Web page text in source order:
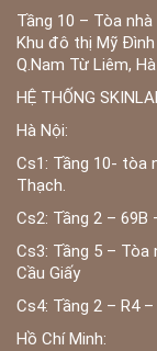
Tầng 10 – Tòa
Khu đô thị Mỹ Đình
Q.Nam Từ Liêm,
HỆ THỐNG
Hà Nội:
Cs1: Tầng 10- tòa
Thạch.
Cs2: Tầng 2 – 69B
Cs3: Tầng 5 – Tòa
Cầu Giấy
Cs4: Tầng 2 – R4
Hồ Chí Minh: